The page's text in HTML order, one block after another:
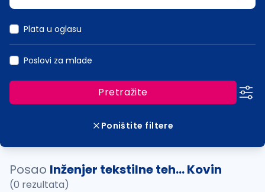
Plata u oglasu
Poslovi za mlade
Pretražite
Poništite filtere
Posao Inženjer tekstilne teh... Kovin
(0 rezultata)